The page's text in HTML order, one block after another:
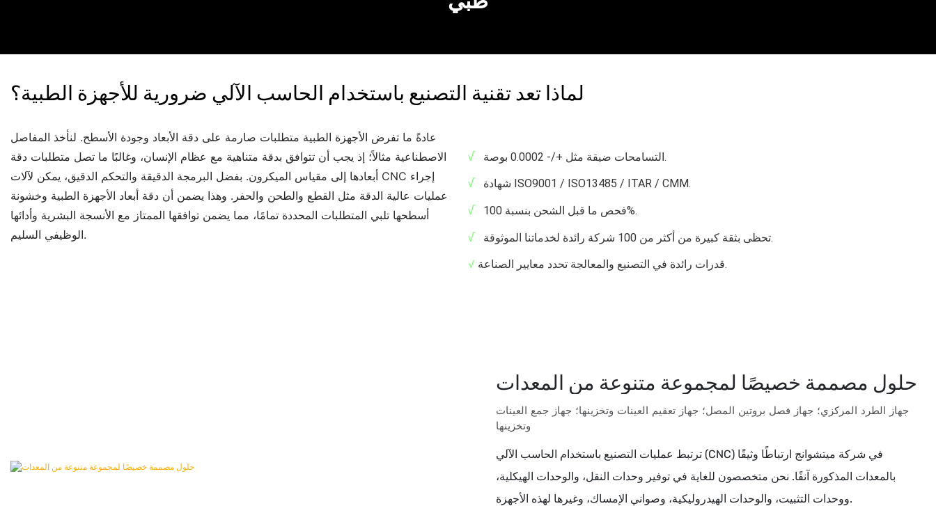
لماذا تعد تقنية التصنيع باستخدام الحاسب الآلي ضرورية للأجهزة الطبية؟
عادةً ما تفرض الأجهزة الطبية متطلبات صارمة على دقة الأبعاد وجودة الأسطح. لنأخذ المفاصل
الاصطناعية مثالاً؛ إذ يجب أن تتوافق بدقة متناهية مع عظام الإنسان، وغالبًا ما تصل متطلبات دقة
أبعادها إلى مقياس الميكرون. بفضل البرمجة الدقيقة والتحكم الدقيق، يمكن لآلات CNC إجراء
عمليات عالية الدقة مثل القطع والطحن والحفر. وهذا يضمن أن دقة أبعاد الأجهزة الطبية وخشونة
أسطحها تلبي المتطلبات المحددة تمامًا، مما يضمن توافقها الممتاز مع الأنسجة البشرية وأدائها
الوظيفي السليم.
√ التسامحات ضيقة مثل +/- 0.0002 بوصة.
√ شهادة ISO9001 / ISO13485 / ITAR / CMM.
√ فحص ما قبل الشحن بنسبة 100%.
√ تحظى بثقة كبيرة من أكثر من 100 شركة رائدة لخدماتنا الموثوقة.
√ قدرات رائدة في التصنيع والمعالجة تحدد معايير الصناعة.
حلول مصممة خصيصًا لمجموعة متنوعة من المعدات
جهاز الطرد المركزي؛ جهاز فصل بروتين المصل؛ جهاز تعقيم العينات وتخزينها؛ جهاز جمع العينات
وتخزينها
ترتبط عمليات التصنيع باستخدام الحاسب الآلي (CNC) في شركة ميتشوانج ارتباطًا وثيقًا
بالمعدات المذكورة آنفًا. نحن متخصصون للغاية في توفير وحدات النقل، والوحدات الهيكلية،
ووحدات التثبيت، والوحدات الهيدروليكية، وصواني الإمساك، وغيرها لهذه الأجهزة.